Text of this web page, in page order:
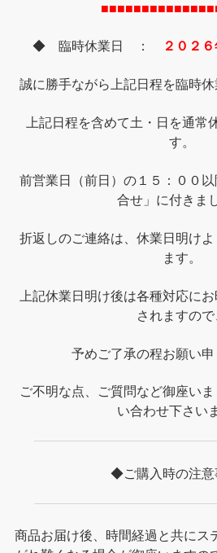
◆ 臨時休業日 ： ２０２
誠に勝手ながら上記日程を臨時休
上記日程を含めて土・日を通常
す。
前営業日（前日）の１５：００
合せ」に付きま
折返しのご連絡は、休業日明け
ます。
上記休業日明け後は各種対応に
されますので
予めご了承の程お願い申
ご不明な点、ご質問など御座い
い合わせ下さい
◆ご購入時の注
商品お届け後、時間経過と共にス